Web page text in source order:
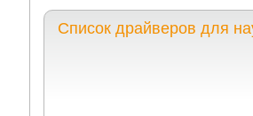
Список драйверов для